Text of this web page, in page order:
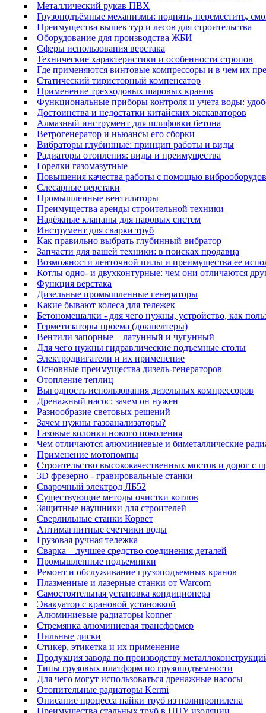
Металлический рукав ПВХ
Грузоподъёмные механизмы: поднять, переместить,
Преимущества вышек тур и лесов для строительства
Оборудование для производства ЖБИ
Сферы использования верстака
Технические характеристики и особенности стропов
Где применяются винтовые компрессоры и в чем их
Cтатический тиристорный компенсатор
Применение трехходовых шаровых кранов
Функциональные приборы контроля и учета воды:
Достоинства и недостатки китайских экскаваторов
Алмазный инструмент для шлифовки бетона
Ветрогенератор и ньюансы его сборки
Вибраторы глубинные: принцип работы и виды
Радиаторы отопления: виды и преимущества
Горелки газомазутные
Повышения качества работы с помощью
Слесарные верстаки
Промышленные вентиляторы
Преимущества аренды строительной техники
Надёжные клапаны для паровых систем
Инструмент для сварки труб
Как правильно выбрать глубинный вибратор
Запчасти для вашей техники: в поисках продавца
Возможности ленточной пилы и преимущества ее
Котлы одно- и двухконтурные: чем они отличаются
Функция верстака
Дизельные промышленные генераторы
Какие бывают колеса для тележек
Бетономешалки - для чего нужны, устройство, как
Герметизаторы проема (докшелтеры)
Вентили запорные – латунный и чугунный
Для чего нужны гидравлические подъемные столы
Электродвигатели и их применение
Основные преимущества дизель-генераторов
Отопление теплиц
Выгодность использования дизельных компрессоров
Дренажный насос: зачем он нужен
Разнообразие световых решений
Зачем нужны газоанализаторы?
Газовые колонки нового поколения
Чем отличаются алюминиевые и биметаллические
Применение мотопомпы
Строительство высококачественных мостов и дорог с
3D фрезерно - гравировальные станки
Сварочный электрод ЛБ52
Существующие методы очистки котлов
Защитные наушники для строителей
Сверлильные станки Корвет
Антимагнитные счетчики воды
Грузовая ручная тележка
Сварка – лучшее средство соединения деталей
Промышленные подъемники
Ремонт и обслуживание грузоподъемных кранов
Плазменные и лазерные станки от Warcom
Самостоятельная установка кондиционера
Эвакуатор с крановой установкой
Алюминиевые радиаторы konner
Стремянка алюминиевая трансформер
Пильные диски
Стикер, этикетка и их применение
Продукция завода по производству
Типы грузовых платформ по грузоподъемности
Для чего могут использоваться дренажные насосы
Отопительные радиаторы Kermi
Описание процесса пайки труб из полипропилена
Преимущества стальных труб в ППУ изоляции